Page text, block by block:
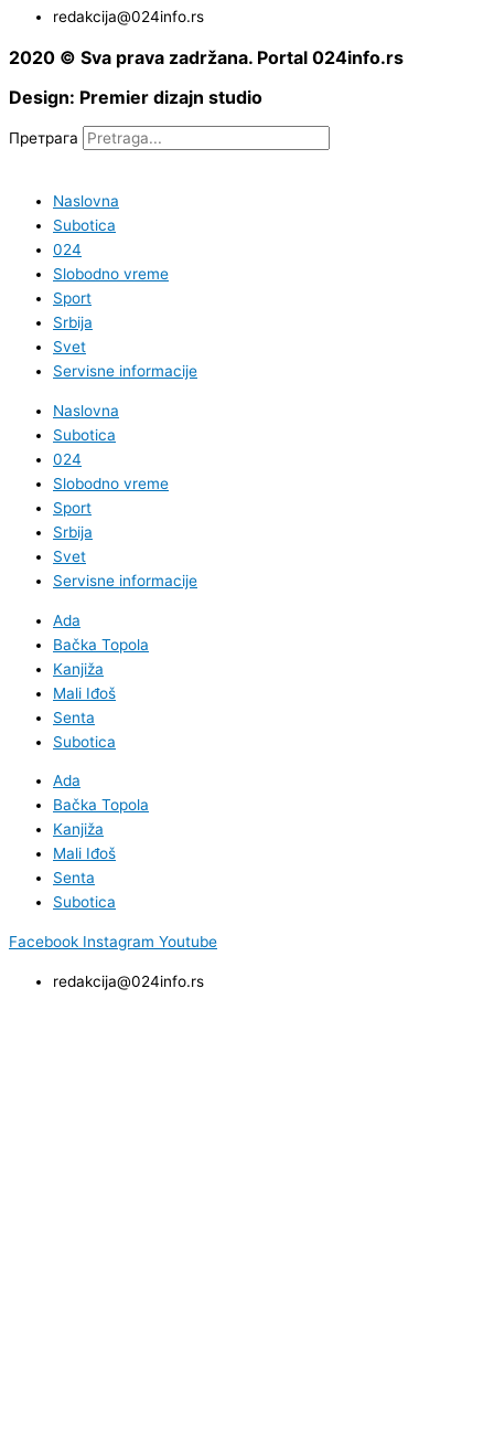
redakcija@024info.rs
2020 © Sva prava zadržana. Portal 024info.rs
Design: Premier dizajn studio
Претрага
Naslovna
Subotica
024
Slobodno vreme
Sport
Srbija
Svet
Servisne informacije
Naslovna
Subotica
024
Slobodno vreme
Sport
Srbija
Svet
Servisne informacije
Ada
Bačka Topola
Kanjiža
Mali Iđoš
Senta
Subotica
Ada
Bačka Topola
Kanjiža
Mali Iđoš
Senta
Subotica
Facebook Instagram Youtube
redakcija@024info.rs